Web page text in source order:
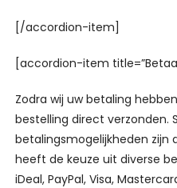
[/accordion-item]
[accordion-item
Zodra wij uw betaling
bestelling direct verzonden.
betalingsmogelijkheden zijn
heeft de keuze uit diverse
iDeal, PayPal, Visa,